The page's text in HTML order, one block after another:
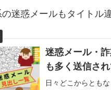
迷惑メールもタイトル
迷惑メール・
も多く送信さ
日々どこからとも